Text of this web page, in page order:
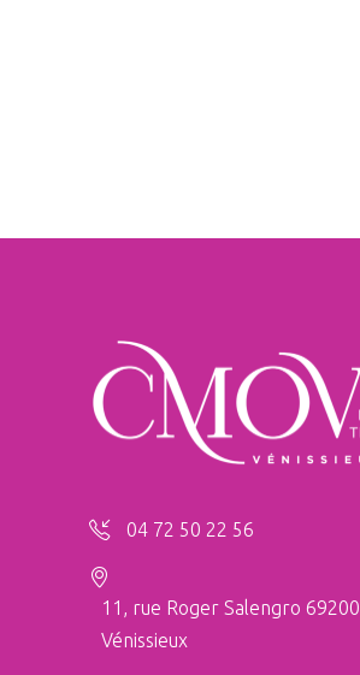
04 72 50 22 56
11, rue Roger Salengro 69200
Vénissieux